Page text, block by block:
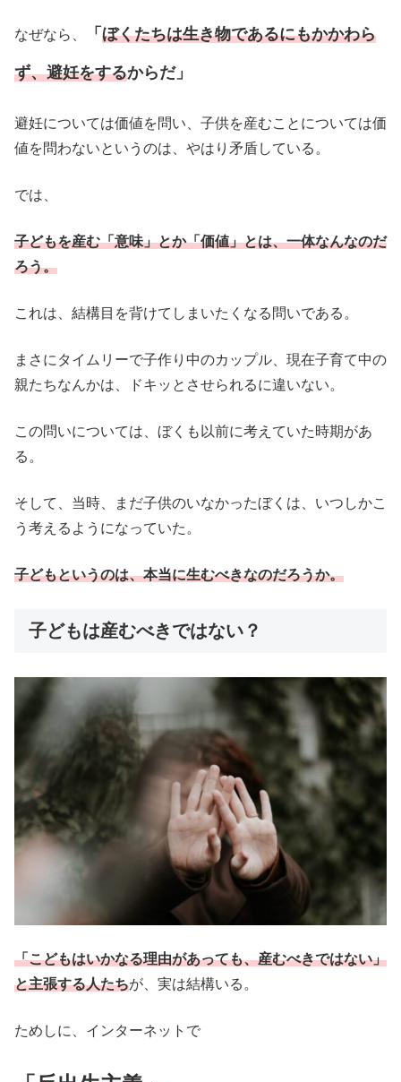
なぜなら、 「 ぼくたちは生き物であるにもかかわら
ず、避妊をするからだ」
避妊については価値を問い、子供を産むことについては価
値を問わないというのは、やはり矛盾している。
では、
子どもを産む「意味」とか「価値」とは、一体なんなのだ
ろう。
これは、結構目を背けてしまいたくなる問いである。
まさにタイムリーで子作り中のカップル、現在子育て中の
親たちなんかは、ドキッとさせられるに違いない。
この問いについては、ぼくも以前に考えていた時期があ
る。
そして、当時、まだ子供のいなかったぼくは、いつしかこ
う考えるようになっていた。
子どもというのは、本当に生むべきなのだろうか。
子どもは産むべきではない？
「こどもはいかなる理由があっても、産むべきではない」
と主張する人たちが、実は結構いる。
ためしに、インターネットで